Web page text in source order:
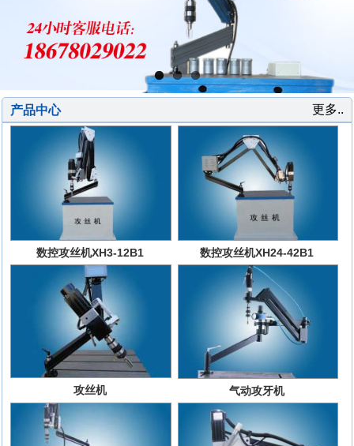
更多..
产品中心
数控攻丝机XH3-12B1 数控攻丝机XH24-42B1
攻丝机 气动攻牙机